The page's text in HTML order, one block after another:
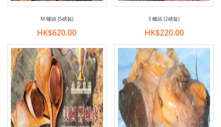
M 螺頭 (5磅裝)
HK$620.00
S 螺頭 (2磅裝)
HK$220.00